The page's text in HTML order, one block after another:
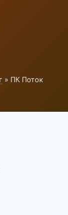
» ПК Поток